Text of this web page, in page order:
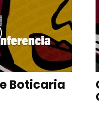
Boticaria